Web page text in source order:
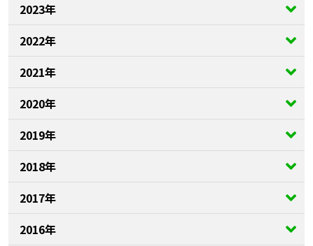
2023年
2022年
2021年
2020年
2019年
2018年
2017年
2016年